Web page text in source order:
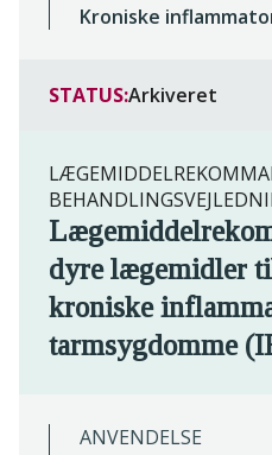
Kroniske
STATUS:Arkiveret
dyre lægemidler
kroniske
tarmsygdomme
ANVENDELSE